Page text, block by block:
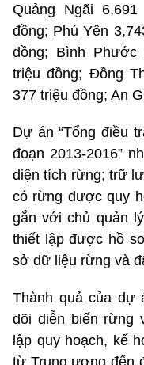
Quảng Ngãi
đồng; Phú Yên
đồng; Bình Phước
triệu đồng; Đồng
377 triệu đồng; An
Dự án “Tổng điều
đoạn 2013-2016”
diện tích rừng; trữ
có rừng được quy
gắn với chủ quản
thiết lập được hồ
sở dữ liệu rừng và
Thành quả của dự
dõi diễn biến rừng
lập quy hoạch, kế
từ Trung ương đến